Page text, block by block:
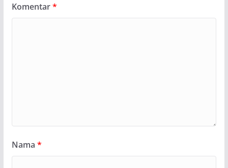
Komentar*
Nama *